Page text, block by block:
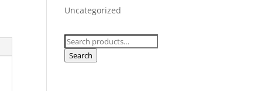
Uncategorized
Search
for:
Search